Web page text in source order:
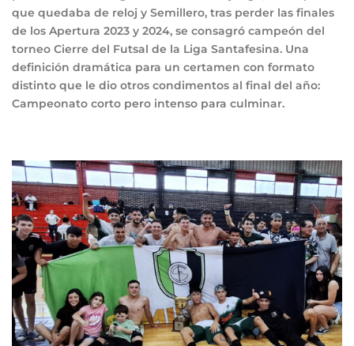
que quedaba de reloj y Semillero, tras perder las finales
de los Apertura 2023 y 2024, se consagró campeón del
torneo Cierre del Futsal de la Liga Santafesina. Una
definición dramática para un certamen con formato
distinto que le dio otros condimentos al final del año:
Campeonato corto pero intenso para culminar.